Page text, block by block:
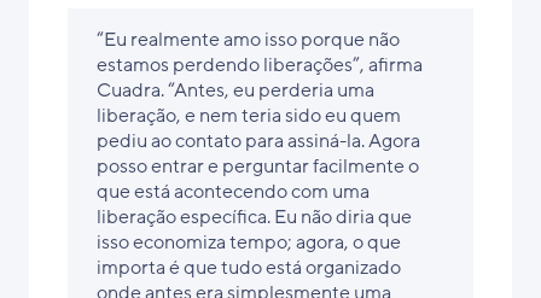
“Eu realmente amo isso porque não
estamos perdendo liberações”, afirma
Cuadra. “Antes, eu perderia uma
liberação, e nem teria sido eu quem
pediu ao contato para assiná-la. Agora
posso entrar e perguntar facilmente o
que está acontecendo com uma
liberação específica. Eu não diria que
isso economiza tempo; agora, o que
importa é que tudo está organizado